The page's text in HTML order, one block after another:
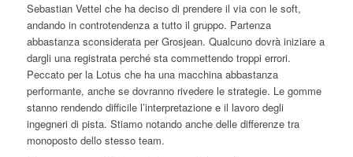
Sebastian Vettel che ha deciso di prendere il via con le soft,
andando in controtendenza a tutto il gruppo. Partenza
abbastanza sconsiderata per Grosjean. Qualcuno dovrà iniziare a
dargli una registrata perché sta commettendo troppi errori.
Peccato per la Lotus che ha una macchina abbastanza
performante, anche se dovranno rivedere le strategie. Le gomme
stanno rendendo difficile l’interpretazione e il lavoro degli
ingegneri di pista. Stiamo notando anche delle differenze tra
monoposto dello stesso team.